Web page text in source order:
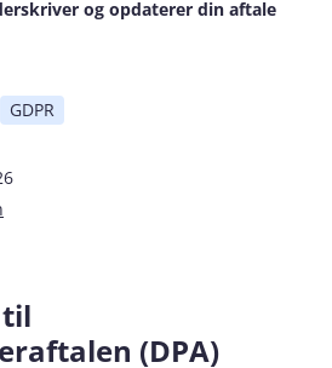
og opdaterer din aftale
GDPR
(DPA)